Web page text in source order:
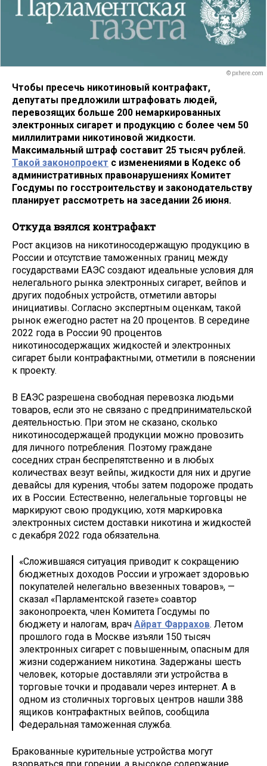
© pxhere.com
Чтобы пресечь никотиновый контрафакт,
депутаты предложили штрафовать людей,
перевозящих больше 200 немаркированных
электронных сигарет и продукцию с более чем 50
миллилитрами никотиновой жидкости.
Максимальный штраф составит 25 тысяч рублей.
Такой законопроект с изменениями в Кодекс об
административных правонарушениях Комитет
Госдумы по госстроительству и законодательству
планирует рассмотреть на заседании 26 июня.
Откуда взялся контрафакт
Рост акцизов на никотиносодержащую продукцию в
России и отсутствие таможенных границ между
государствами ЕАЭС создают идеальные условия для
нелегального рынка электронных сигарет, вейпов и
других подобных устройств, отметили авторы
инициативы. Согласно экспертным оценкам, такой
рынок ежегодно растет на 20 процентов. В середине
2022 года в России 90 процентов
никотиносодержащих жидкостей и электронных
сигарет были контрафактными, отметили в пояснении
к проекту.
В ЕАЭС разрешена свободная перевозка людьми
товаров, если это не связано с предпринимательской
деятельностью. При этом не сказано, сколько
никотиносодержащей продукции можно провозить
для личного потребления. Поэтому граждане
соседних стран беспрепятственно и в любых
количествах везут вейпы, жидкости для них и другие
девайсы для курения, чтобы затем подороже продать
их в России. Естественно, нелегальные торговцы не
маркируют свою продукцию, хотя маркировка
электронных систем доставки никотина и жидкостей
с декабря 2022 года обязательна.
«Сложившаяся ситуация приводит к сокращению
бюджетных доходов России и угрожает здоровью
покупателей нелегально ввезенных товаров», —
сказал «Парламентской газете» соавтор
законопроекта, член Комитета Госдумы по
бюджету и налогам, врач Айрат Фаррахов. Летом
прошлого года в Москве изъяли 150 тысяч
электронных сигарет с повышенным, опасным для
жизни содержанием никотина. Задержаны шесть
человек, которые доставляли эти устройства в
торговые точки и продавали через интернет. А в
одном из столичных торговых центров нашли 388
ящиков контрафактных вейпов, сообщила
Федеральная таможенная служба.
Бракованные курительные устройства могут